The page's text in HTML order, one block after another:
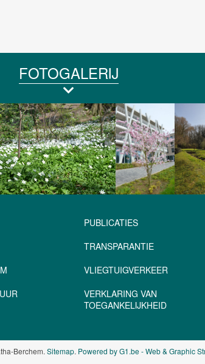
FOTOGALERIJ
PUBLICATIES
TRANSPARANTIE
VLIEGTUIGVERKEER
VERKLARING VAN
TOEGANKELIJKHEID
Berchem. Sitemap. Powered by G1.be - Web & Graphic